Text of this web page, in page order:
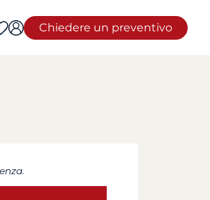
Chiedere un preventivo